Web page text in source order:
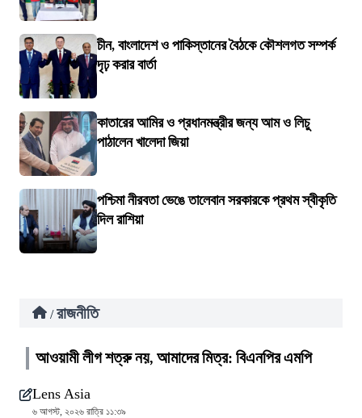
চীন, বাংলাদেশ ও পাকিস্তানের বৈঠকে কৌশলগত সম্পর্ক
দৃঢ় করার বার্তা
কাতারের আমির ও প্রধানমন্ত্রীর জন্য আম ও লিচু
পাঠালেন খালেদা জিয়া
পশ্চিমা নীরবতা ভেঙে তালেবান সরকারকে প্রথম স্বীকৃতি
দিল রাশিয়া
/ রাজনীতি
আওয়ামী লীগ শত্রু নয়, আমাদের মিত্র: বিএনপির এমপি
Lens Asia
৬ আগস্ট, ২০২৬ রাত্রি ১১:৩৯